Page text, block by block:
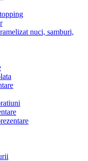
nuci, samburi,